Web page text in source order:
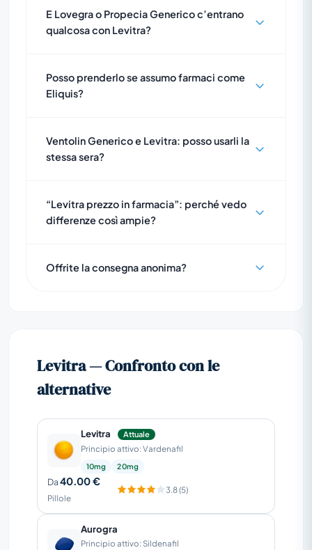
E Lovegra o Propecia Generico c’entrano
qualcosa con Levitra?
Posso prenderlo se assumo farmaci come
Eliquis?
Ventolin Generico e Levitra: posso usarli la
stessa sera?
“Levitra prezzo in farmacia”: perché vedo
differenze così ampie?
Offrite la consegna anonima?
Levitra — Confronto con le
alternative
Levitra Attuale
Principio attivo: Vardenafil
10mg 20mg
Da40.00 €
Pillole
3.8 (5)
Aurogra
Principio attivo: Sildenafil